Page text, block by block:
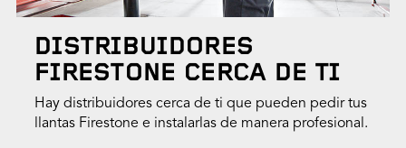
DISTRIBUIDORES
FIRESTONE CERCA DE TI
Hay distribuidores cerca de ti que pueden pedir tus
llantas Firestone e instalarlas de manera profesional.